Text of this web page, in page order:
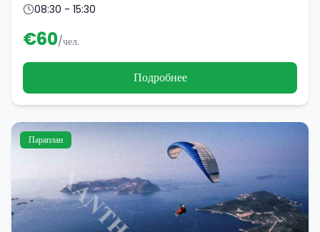
08:30 - 15:30
€60/чел.
Подробнее
Параплан